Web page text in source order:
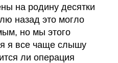
на родину десятки
назад это могло
но мы этого
я все чаще слышу
ли операция